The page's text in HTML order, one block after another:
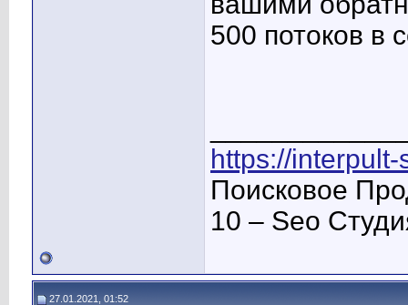
500 потоков в
https://
Поисковое
10 – Seo
27.01.2021, 01:52